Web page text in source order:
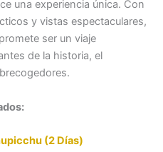
una experiencia única. Con
y vistas espectaculares,
ser un viaje
de la historia, el
(2 Días)